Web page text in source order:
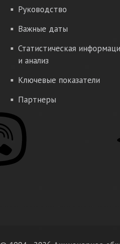
Руководство
Важные даты
Статистическая
и анализ
Ключевые показатели
Партнеры